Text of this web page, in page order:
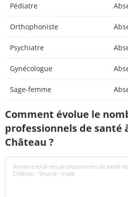
Pédiatre
Orthophoniste
Psychiatre
Gynécologue
Sage-femme
Comment évolue le
professionnels de santé
Château ?
Nombre total des professionnels de santé
Château - Source : Insee